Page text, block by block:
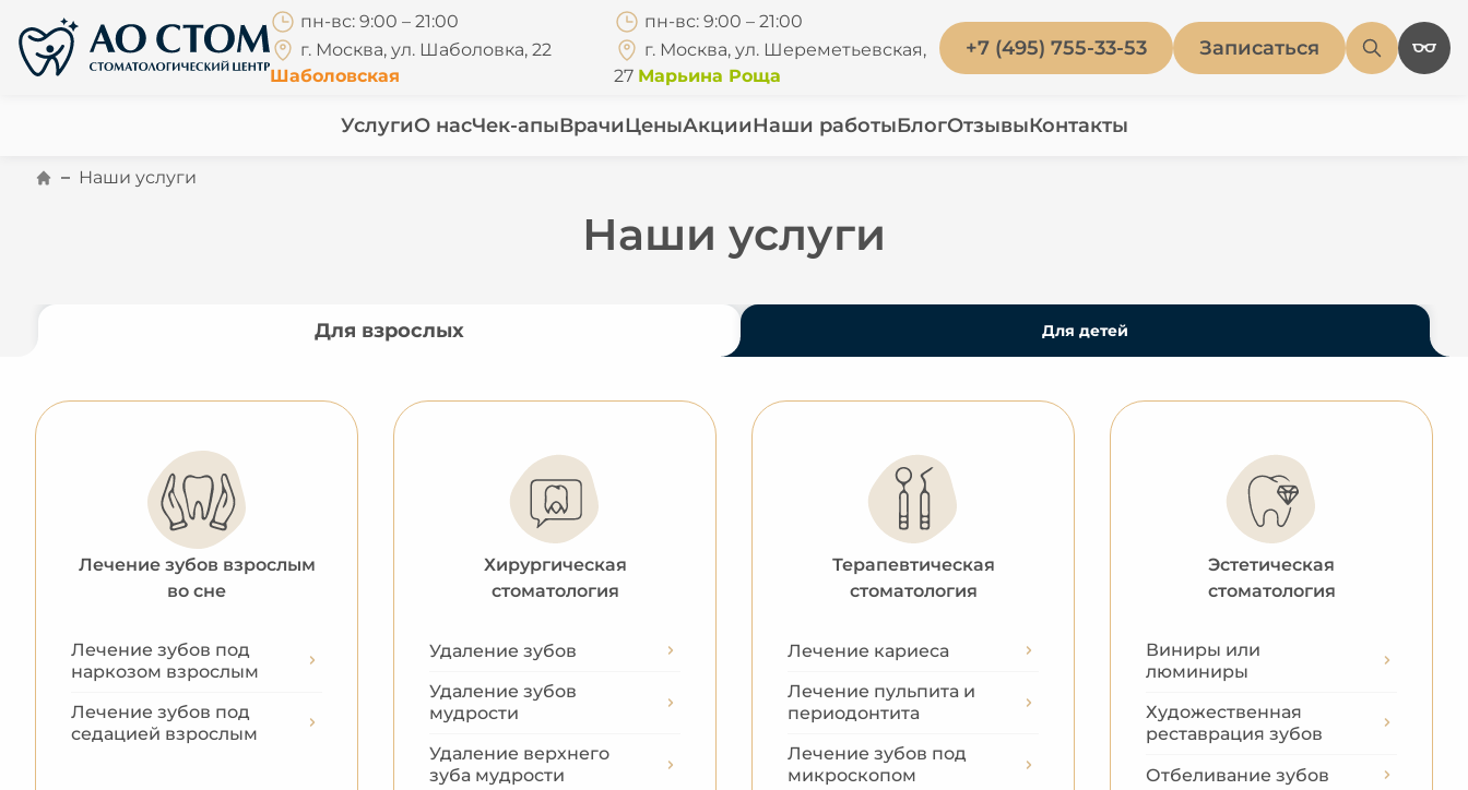
пн-вс: 9:00 – 21:00
г. Москва, ул. Шаболовка, 22
Шаболовская
пн-вс: 9:00 – 21:00
г. Москва, ул. Шереметьевская,
27 Марьина Роща
+7 (495) 755-33-53 Записаться
УслугиО насЧек-апыВрачиЦеныАкцииНаши работыБлогОтзывыКонтакты
Наши услуги
Наши услуги
Для взрослых Для детей
Лечение зубов взрослым
во сне
Лечение зубов под
наркозом взрослым
Лечение зубов под
седацией взрослым
Хирургическая
стоматология
Удаление зубов
Удаление зубов
мудрости
Удаление верхнего
зуба мудрости
Терапевтическая
стоматология
Лечение кариеса
Лечение пульпита и
периодонтита
Лечение зубов под
микроскопом
Эстетическая
стоматология
Виниры или
люминиры
Художественная
реставрация зубов
Отбеливание зубов